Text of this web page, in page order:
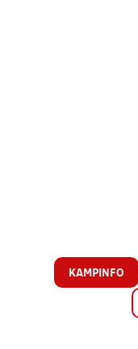
KAMPINFO